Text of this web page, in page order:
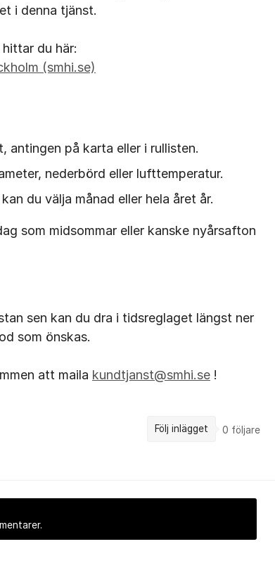
i denna tjänst.
du här:
(smhi.se)
antingen på karta eller i rullisten.
nederbörd eller lufttemperatur.
du välja månad eller hela året år.
som midsommar eller kanske nyårsafton
sen kan du dra i tidsreglaget längst ner
som önskas.
att maila kundtjanst@smhi.se !
Följ inlägget 0 följare